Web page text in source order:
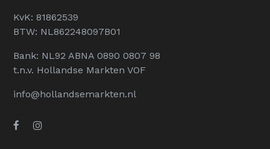
KvK: 81862539
BTW: NL862248097B01
Bank: NL92 ABNA 0890 0807 98
t.n.v. Hollandse Markten VOF
info@hollandsemarkten.nl